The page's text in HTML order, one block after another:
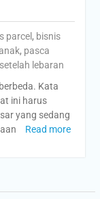
parcel , bisnis
, pasca
setelah lebaran
Kata
ini harus
yang sedang
Read more